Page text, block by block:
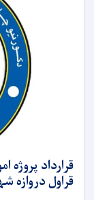
قرارداد
قراول